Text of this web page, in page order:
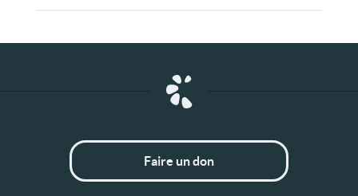
Faire un don